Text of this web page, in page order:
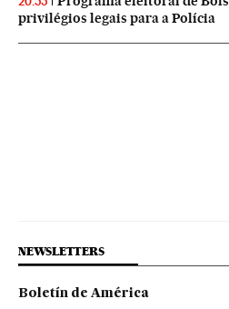
privilégios legais para a Polícia
NEWSLETTERS
Boletín de América